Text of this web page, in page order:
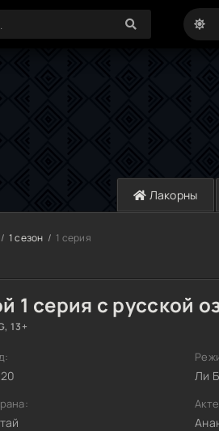
Лакорны
1 сезон 1 серия
1 серия с русской
13+
Ли